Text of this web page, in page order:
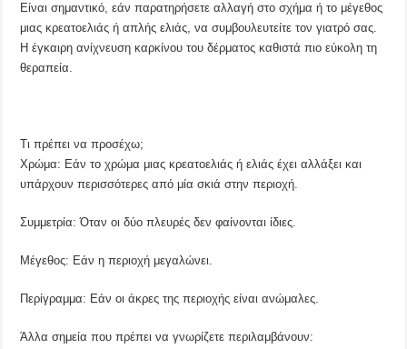
Είναι σημαντικό, εάν παρατηρήσετε αλλαγή στο σχήμα ή το μέγεθος
μιας κρεατοελιάς ή απλής ελιάς, να συμβουλευτείτε τον γιατρό σας.
Η έγκαιρη ανίχνευση καρκίνου του δέρματος καθιστά πιο εύκολη τη
θεραπεία.
Τι πρέπει να προσέχω;
Χρώμα: Εάν το χρώμα μιας κρεατοελιάς ή ελιάς έχει αλλάξει και
υπάρχουν περισσότερες από μία σκιά στην περιοχή.
Συμμετρία: Όταν οι δύο πλευρές δεν φαίνονται ίδιες.
Μέγεθος: Εάν η περιοχή μεγαλώνει.
Περίγραμμα: Εάν οι άκρες της περιοχής είναι ανώμαλες.
Άλλα σημεία που πρέπει να γνωρίζετε περιλαμβάνουν: